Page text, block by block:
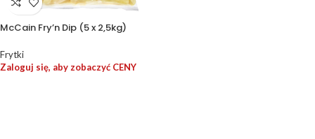
McCain Fry’n Dip (5 x 2,5kg)
Frytki
Zaloguj się, aby zobaczyć CENY